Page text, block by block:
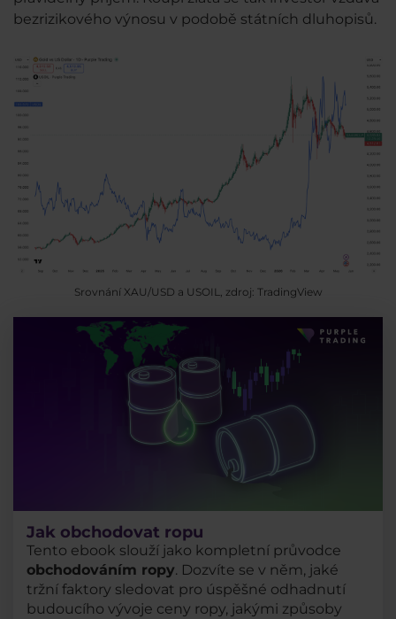
bezrizikového výnosu v podobě státních dluhopisů.
Srovnání XAU/USD a USOIL, zdroj: TradingView
Jak obchodovat ropu
Tento ebook slouží jako kompletní průvodce
obchodováním ropy. Dozvíte se v něm, jaké
tržní faktory sledovat pro úspěšné odhadnutí
budoucího vývoje ceny ropy, jakými způsoby